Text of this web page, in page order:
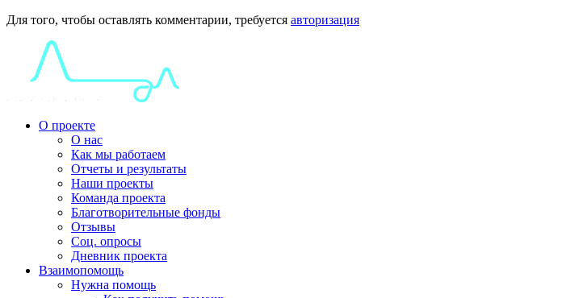
Для того, чтобы оставлять комментарии, требуется авторизация
О проекте
О нас
Как мы работаем
Отчеты и результаты
Наши проекты
Команда проекта
Благотворительные фонды
Отзывы
Соц. опросы
Дневник проекта
Взаимопомощь
Нужна помощь